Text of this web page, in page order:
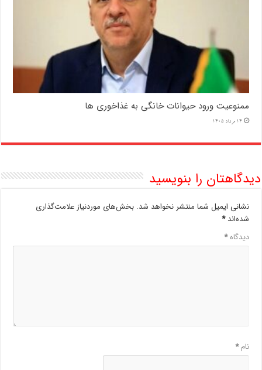
ممنوعیت ورود حیوانات خانگی به غذاخوری ها
14 مرداد 1405
دیدگاهتان را بنویسید
نشانی ایمیل شما منتشر نخواهد شد. بخش‌های موردنیاز علامت‌گذاری
شده‌اند*
دیدگاه*
نام*